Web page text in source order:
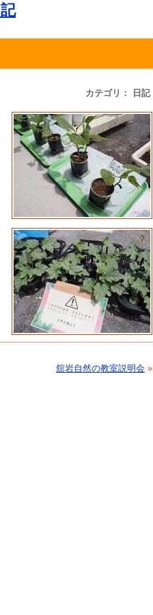
カテゴリ： 日記
舘岩自然の教室説明会 »